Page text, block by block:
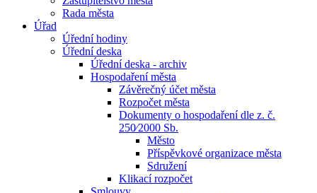
Rada města
Úřad
Úřední hodiny
Úřední deska
Úřední deska - archiv
Hospodaření města
Závěrečný účet města
Rozpočet města
Dokumenty o hospodaření dle z. č.
250⁄2000 Sb.
Město
Příspěvkové organizace města
Sdružení
Klikací rozpočet